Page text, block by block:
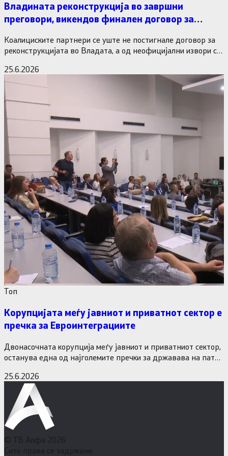
Владината реконструкција во завршни
преговори, викендов финален договор за
Коалициските партнери се уште не постигнале договор за
реконструкцијата во Владата, а од неофицијални извори се
25.6.2026
Tоп
Корупцијата меѓу јавниот и приватнот сектор е
пречка за Евроинтеграциите
Двонасочната корупција меѓу јавниот и приватниот сектор,
останува една од најголемите пречки за државава на патот
25.6.2026
© ТВ Алфа 2026
Сите права се задржани.